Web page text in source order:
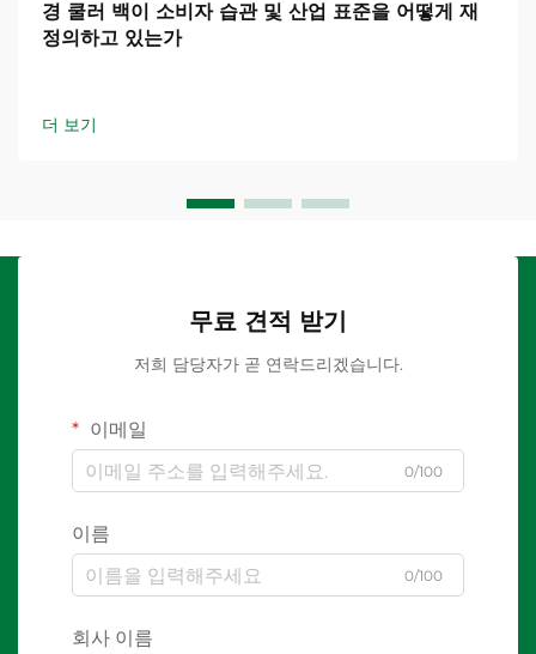
경 쿨러 백이 소비자 습관 및 산업 표준을 어떻게 재
정의하고 있는가
더 보기
무료 견적 받기
저희 담당자가 곧 연락드리겠습니다.
이메일
0/100
이름
0/100
회사 이름